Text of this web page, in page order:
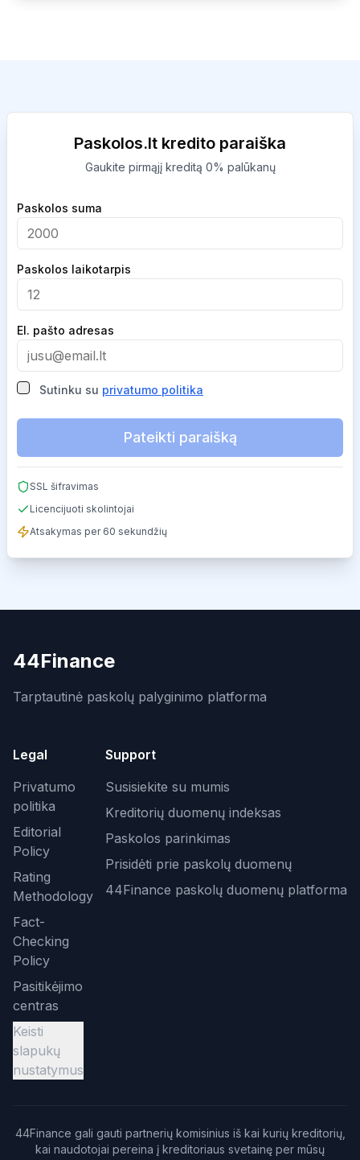
Paskolos.lt kredito paraiška
Gaukite pirmąjį kreditą 0% palūkanų
Company
Paskolos suma
Paskolos laikotarpis
El. pašto adresas
Sutinku su privatumo politika
Pateikti paraišką
SSL šifravimas
Licencijuoti skolintojai
Atsakymas per 60 sekundžių
44Finance
Tarptautinė paskolų palyginimo platforma
Legal
Privatumo
politika
Editorial
Policy
Rating
Methodology
Fact-
Checking
Policy
Pasitikėjimo
centras
Keisti
slapukų
nustatymus
Support
Susisiekite su mumis
Kreditorių duomenų indeksas
Paskolos parinkimas
Prisidėti prie paskolų duomenų
44Finance paskolų duomenų platforma
44Finance gali gauti partnerių komisinius iš kai kurių kreditorių,
kai naudotojai pereina į kreditoriaus svetainę per mūsų